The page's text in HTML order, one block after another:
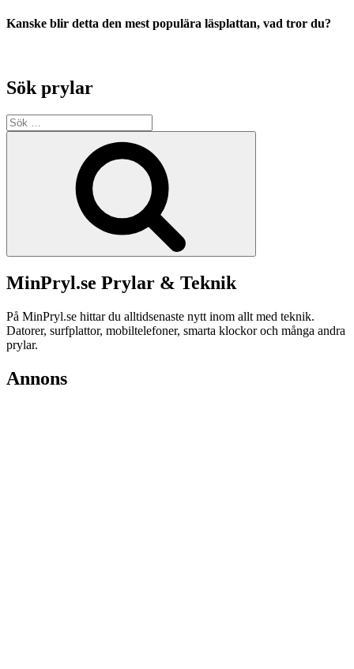
Kanske blir detta den mest populära läsplattan, vad tror du?
Sök prylar
Sök
efter:
MinPryl.se Prylar & Teknik
På MinPryl.se hittar du alltidsenaste nytt inom allt med teknik.
Datorer, surfplattor, mobiltelefoner, smarta klockor och många andra
prylar.
Annons